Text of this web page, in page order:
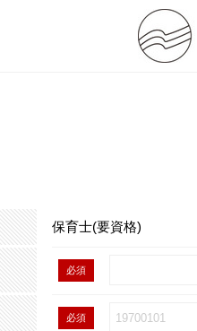
保育士(要資格)
必須
必須